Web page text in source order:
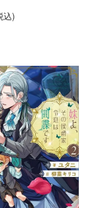
込)